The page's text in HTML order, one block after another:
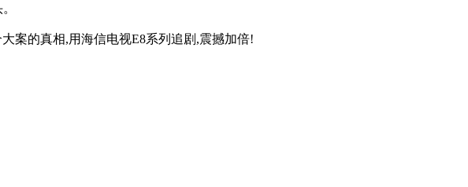
案的真相,用海信电视E8系列追剧,震撼加倍!